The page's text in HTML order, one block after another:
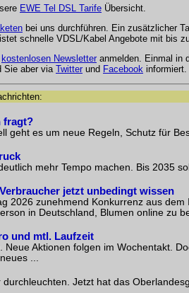
EWE Tel DSL Tarife Übersicht.
bei uns durchführen. Ein zusätzlicher
listet schnelle VDSL/Kabel Angebote mit bis
kostenlosen Newsletter anmelden. Einmal in
Sie aber via Twitter und Facebook informiert.
fragt?
geht es um neue Regeln, Schutz für
mehr Tempo machen. Bis 2035
jetzt unbedingt wissen
2026 zunehmend Konkurrenz aus
in Deutschland, Blumen online zu
und mtl. Laufzeit
Aktionen folgen im Wochentakt.
...
Jetzt hat das